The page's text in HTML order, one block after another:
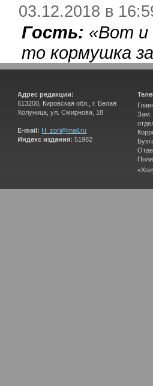
03.12.2018 в
Гость: «Вот и
то кормушка
Адрес редакции:
613200, Кировская обл., г. Белая
Холуница, ул. Смирнова, 18
E-mail: H_zori@mail.ru
Индекс издания: 51982
Зам.